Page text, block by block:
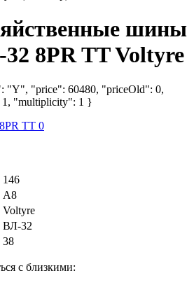
шины
32 8PR TT Voltyre
"Y", "price": 60480, "priceOld": 0,
1, "multiplicity": 1 }
146
A8
Voltyre
ВЛ-32
38
с близкими: